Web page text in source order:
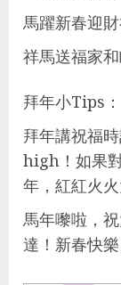
馬躍新春迎
祥馬送福家和
拜年小Tips：
拜年講祝福
high！如果
年，紅紅火火
馬年嚟啦，
達！新春快